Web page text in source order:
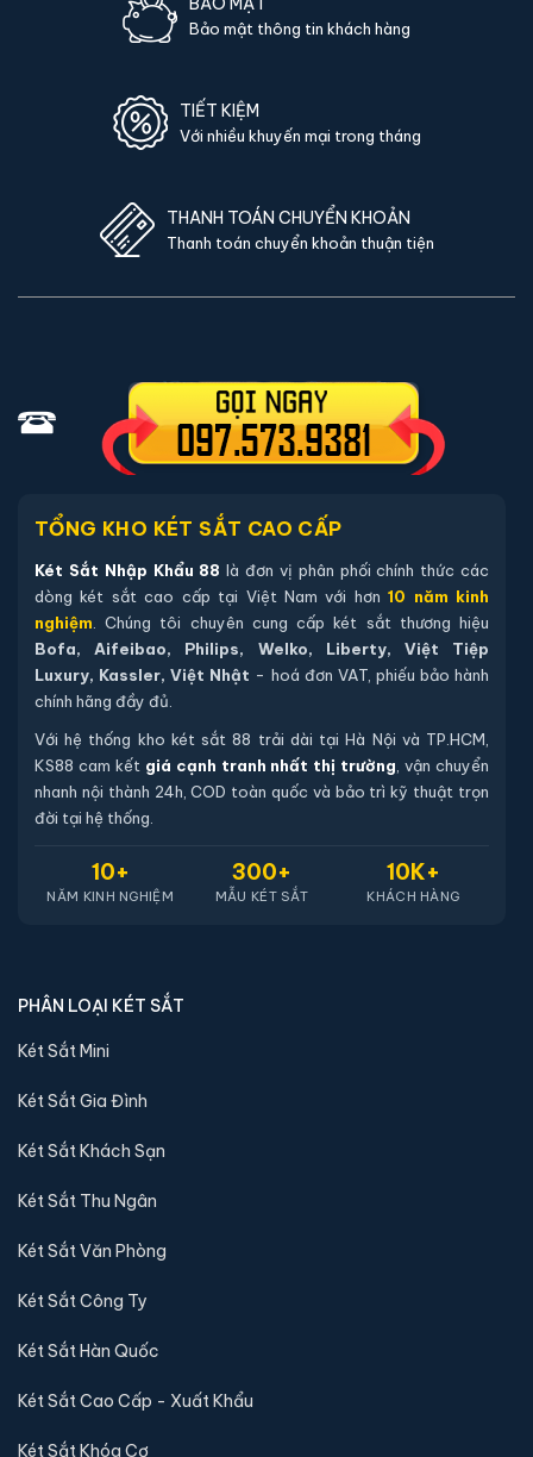
Bảo mật thông tin khách hàng
TIẾT KIỆM
Với nhiều khuyến mại trong tháng
THANH TOÁN CHUYỂN KHOẢN
Thanh toán chuyển khoản thuận tiện
TỔNG KHO KÉT SẮT CAO CẤP
Két Sắt Nhập Khẩu 88 là đơn vị phân phối chính thức các
dòng két sắt cao cấp tại Việt Nam với hơn10 năm kinh
nghiệm . Chúng tôi chuyên cung cấp két sắt thương hiệu
Bofa, Aifeibao, Philips, Welko, Liberty, Việt Tiệp
Luxury, Kassler, Việt Nhật - hoá đơn VAT, phiếu bảo hành
chính hãng đầy đủ.
Với hệ thống kho két sắt 88 trải dài tại Hà Nội và TP.HCM,
KS88 cam kết giá cạnh tranh nhất thị trường , vận chuyển
nhanh nội thành 24h, COD toàn quốc và bảo trì kỹ thuật trọn
đời tại hệ thống.
10+
NĂM KINH NGHIỆM
300+
MẪU KÉT SẮT
10K+
KHÁCH HÀNG
PHÂN LOẠI KÉT SẮT
Két Sắt Mini
Két Sắt Gia Đình
Két Sắt Khách Sạn
Két Sắt Thu Ngân
Két Sắt Văn Phòng
Két Sắt Công Ty
Két Sắt Hàn Quốc
Két Sắt Cao Cấp - Xuất Khẩu
Két Sắt Khóa Cơ